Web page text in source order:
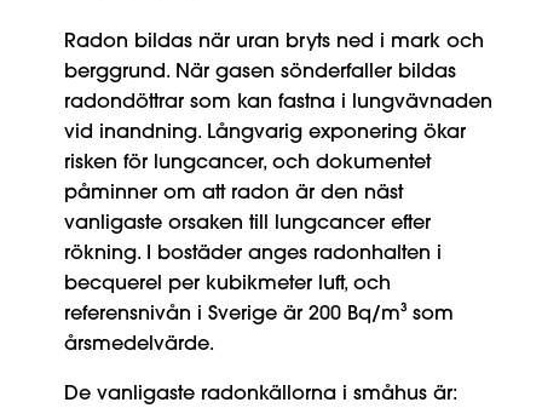
Radon bildas när uran bryts ned i mark och
berggrund. När gasen sönderfaller bildas
radondöttrar som kan fastna i lungvävnaden
vid inandning. Långvarig exponering ökar
risken för lungcancer, och dokumentet
påminner om att radon är den näst
vanligaste orsaken till lungcancer efter
rökning. I bostäder anges radonhalten i
becquerel per kubikmeter luft, och
referensnivån i Sverige är 200 Bq/m³ som
årsmedelvärde.
De vanligaste radonkällorna i småhus är: